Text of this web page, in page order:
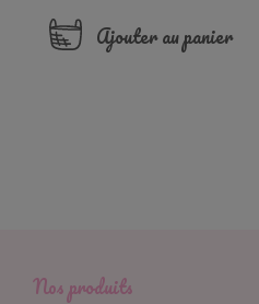
Ajouter au panier
Nos produits